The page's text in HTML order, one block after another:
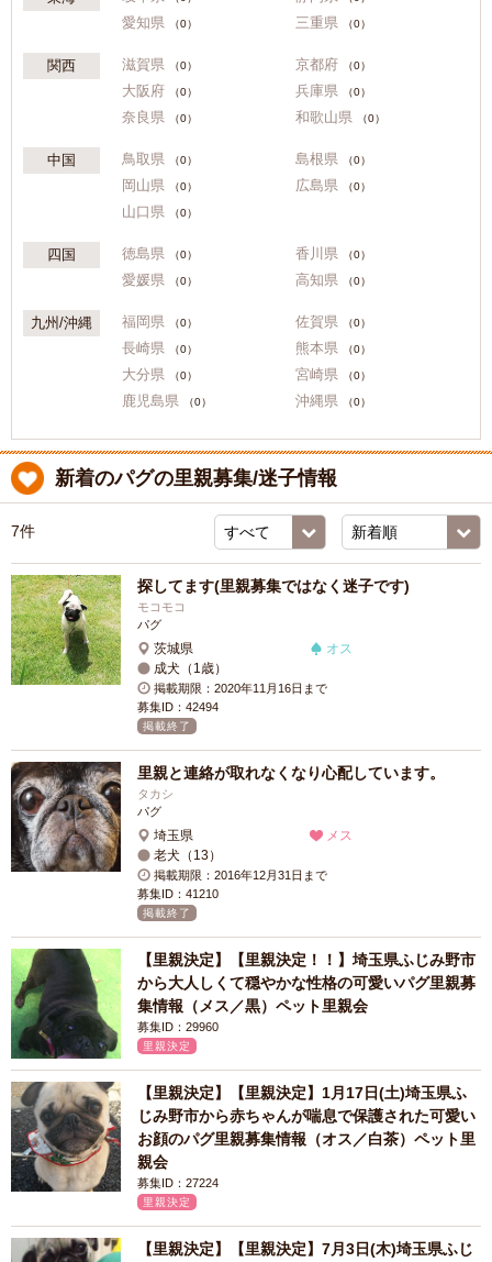
愛知県 （0） 三重県 （0）
関西 滋賀県 （0） 京都府 （0）
大阪府 （0） 兵庫県 （0）
奈良県 （0） 和歌山県 （0）
中国 鳥取県 （0） 島根県 （0）
岡山県 （0） 広島県 （0）
山口県 （0）
四国 徳島県 （0） 香川県 （0）
愛媛県 （0） 高知県 （0）
九州/沖縄 福岡県 （0） 佐賀県 （0）
長崎県 （0） 熊本県 （0）
大分県 （0） 宮崎県 （0）
鹿児島県 （0） 沖縄県 （0）
新着のパグの里親募集/迷子情報
7件
探してます(里親募集ではなく迷子です)
モコモコ
パグ
茨城県
オス
成犬（1歳）
掲載期限：2020年11月16日まで
募集ID：42494
掲載終了
里親と連絡が取れなくなり心配しています。
タカシ
パグ
埼玉県
メス
老犬（13）
掲載期限：2016年12月31日まで
募集ID：41210
掲載終了
【里親決定】【里親決定！！】埼玉県ふじみ野市
から大人しくて穏やかな性格の可愛いパグ里親募
集情報（メス／黒）ペット里親会
募集ID：29960
里親決定
【里親決定】【里親決定】1月17日(土)埼玉県ふ
じみ野市から赤ちゃんが喘息で保護された可愛い
お顔のパグ里親募集情報（オス／白茶）ペット里
親会
募集ID：27224
里親決定
【里親決定】【里親決定】7月3日(木)埼玉県ふじ